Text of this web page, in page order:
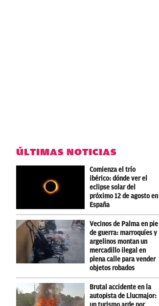
ÚLTIMAS NOTICIAS
Comienza el trío
ibérico: dónde ver el
eclipse solar del
próximo 12 de agosto en
España
Vecinos de Palma en pie
de guerra: marroquíes y
argelinos montan un
mercadillo ilegal en
plena calle para vender
objetos robados
Brutal accidente en la
autopista de Llucmajor: